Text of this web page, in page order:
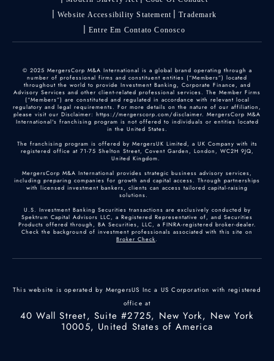
Website Accessibility Statement
Trademark
Entre Em Contato Conosco
© 2025 MergersCorp M&A International is a global brand operating through a
number of professional firms and constituent entities (“Members”) located
throughout the world to provide Investment Banking, Corporate Finance, and
Advisory Services and other client-related professional services. The Member Firms
(“Members”) are constituted and regulated in accordance with relevant local
regulatory and legal requirements. For more details on the nature of our affiliation,
please visit our Disclaimer: https://mergerscorp.com/disclaimer. MergersCorp M&A
International's franchising program is not offered to individuals or entities located
in the United States.
The franchising program is offered by MergersUK Limited, a UK Company with its
registered office at 71-75 Shelton Street, Covent Garden, London, WC2H 9JQ,
United Kingdom.
MergersCorp M&A International provides strategic business advisory services,
including preparing companies for growth and capital access. Through partnerships
with licensed investment bankers, clients can access tailored capital-raising
solutions.
U.S. Investment Banking Securities transactions are exclusively conducted by
Spektrum Capital Advisors LLC, a Registered Representative of, and Securities
Products offered through, BA Securities, LLC, a FINRA-registered broker-dealer.
Check the background of investment professionals associated with this site on
Broker Check.
This website is operated by MergersUS Inc a US Corporation with registered
office at
40 Wall Street, Suite #2725, New York, New York
10005, United States of America